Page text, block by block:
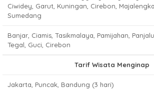
Ciwidey, Garut, Kuningan, Cirebon,
Sumedang
Banjar, Ciamis, Tasikmalaya, Pamijahan,
Tegal, Guci, Cirebon
Tarif Wisata Menginap
Jakarta, Puncak, Bandung (3 hari)